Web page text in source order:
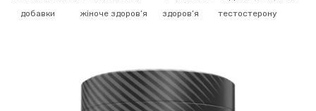
добавки
жіноче здоров’я
здоров’я
тестостерону